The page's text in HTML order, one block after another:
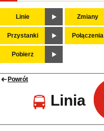
Linie Zmiany
Przystanki Połączenia
Pobierz
Powrót
Linia